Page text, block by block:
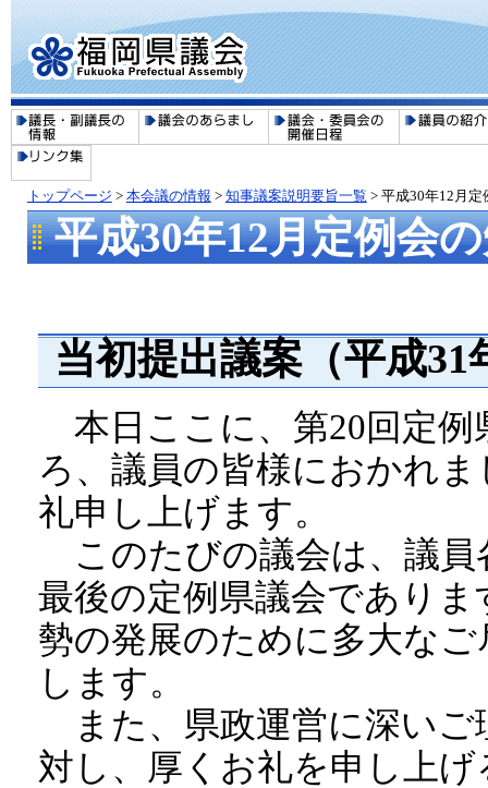
トップページ > 本会議の情報 > 知事議案説明要旨一覧 > 平成30年12月定
平成30年12月定例会
当初提出議案（平成31
本日ここに、第20回定例
ろ、議員の皆様におかれ
礼申し上げます。
このたびの議会は、議員
最後の定例県議会であり
勢の発展のために多大な
します。
また、県政運営に深いご
対し、厚くお礼を申し上